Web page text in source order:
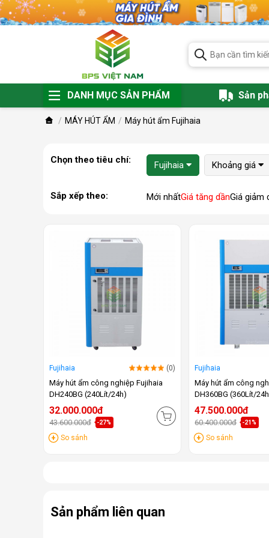
DANH MỤC SẢN PHẨM Sản
MÁY HÚT ẨM Máy hút ẩm Fujihaia
Chọn theo tiêu chí: Fujihaia Khoảng giá
Sắp xếp theo: Mới nhấtGiá tăng dầnGiá giảm
Fujihaia (0)
Máy hút ẩm công nghiệp Fujihaia
DH240BG (240Lít/24h)
32.000.000đ
43.600.000đ -27%
So sánh
Fujihaia
Máy hút ẩm công
DH360BG (360Lít/
47.500.000đ
60.400.000đ -21%
So sánh
Sản phẩm liên quan